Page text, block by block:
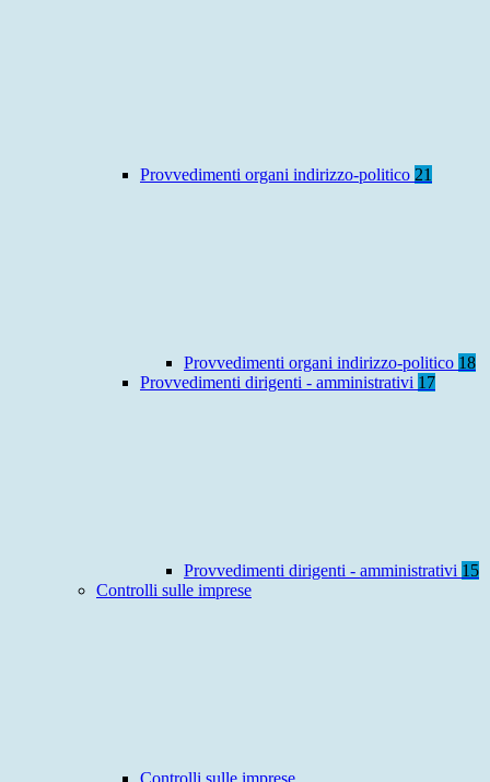
Provvedimenti organi indirizzo-politico 21
Provvedimenti organi indirizzo-politico 18
Provvedimenti dirigenti - amministrativi 17
Provvedimenti dirigenti - amministrativi 15
Controlli sulle imprese